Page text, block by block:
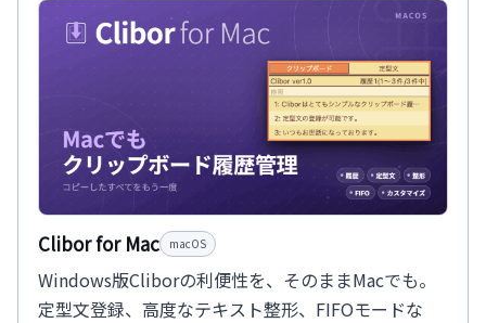
Clibor for Mac macOS
Windows版Cliborの利便性を、そのままMacでも。
定型文登録、高度なテキスト整形、FIFOモードな